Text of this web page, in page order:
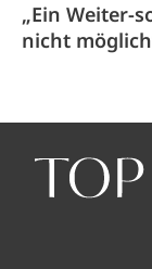
„Ein Weiter-
nicht